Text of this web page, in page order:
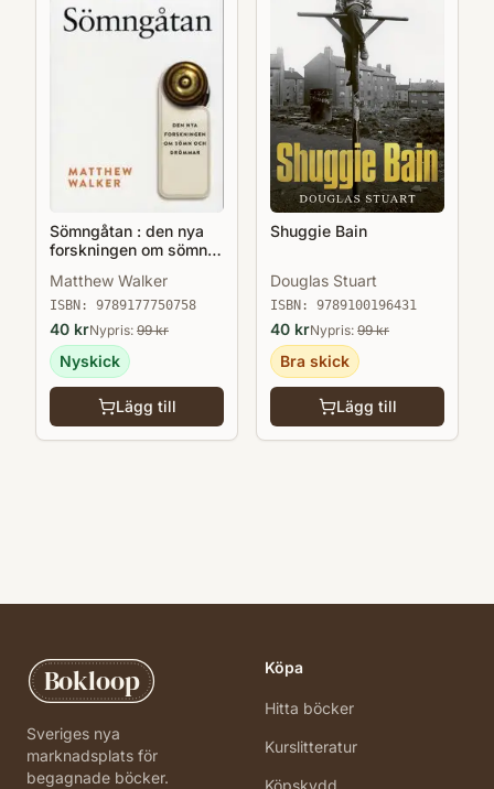
Sömngåtan : den nya
forskningen om sömn
Matthew Walker
ISBN: 9789177750758
40 krNypris: 99kr
Nyskick
Lägg till
Shuggie Bain
Douglas Stuart
ISBN: 9789100196431
40 krNypris: 99kr
Bra skick
Lägg till
Bokloop
Sveriges nya
marknadsplats för
begagnade böcker.
Köpa
Hitta böcker
Kurslitteratur
Köpskydd